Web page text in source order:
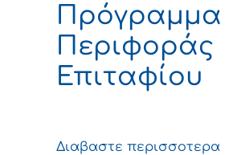
Πρόγραμμα
Περιφοράς
Επιταφίου
Διαβαστε περισσοτερα